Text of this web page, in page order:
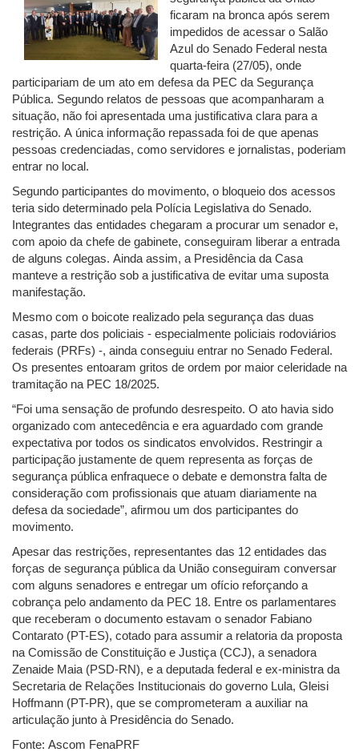
ficaram na bronca após serem
impedidos de acessar o Salão
Azul do Senado Federal nesta
quarta-feira (27/05), onde
participariam de um ato em defesa da PEC da Segurança
Pública. Segundo relatos de pessoas que acompanharam a
situação, não foi apresentada uma justificativa clara para a
restrição. A única informação repassada foi de que apenas
pessoas credenciadas, como servidores e jornalistas, poderiam
entrar no local.
Segundo participantes do movimento, o bloqueio dos acessos
teria sido determinado pela Polícia Legislativa do Senado.
Integrantes das entidades chegaram a procurar um senador e,
com apoio da chefe de gabinete, conseguiram liberar a entrada
de alguns colegas. Ainda assim, a Presidência da Casa
manteve a restrição sob a justificativa de evitar uma suposta
manifestação.
Mesmo com o boicote realizado pela segurança das duas
casas, parte dos policiais - especialmente policiais rodoviários
federais (PRFs) -, ainda conseguiu entrar no Senado Federal.
Os presentes entoaram gritos de ordem por maior celeridade na
tramitação na PEC 18/2025.
“Foi uma sensação de profundo desrespeito. O ato havia sido
organizado com antecedência e era aguardado com grande
expectativa por todos os sindicatos envolvidos. Restringir a
participação justamente de quem representa as forças de
segurança pública enfraquece o debate e demonstra falta de
consideração com profissionais que atuam diariamente na
defesa da sociedade”, afirmou um dos participantes do
movimento.
Apesar das restrições, representantes das 12 entidades das
forças de segurança pública da União conseguiram conversar
com alguns senadores e entregar um ofício reforçando a
cobrança pelo andamento da PEC 18. Entre os parlamentares
que receberam o documento estavam o senador Fabiano
Contarato (PT-ES), cotado para assumir a relatoria da proposta
na Comissão de Constituição e Justiça (CCJ), a senadora
Zenaide Maia (PSD-RN), e a deputada federal e ex-ministra da
Secretaria de Relações Institucionais do governo Lula, Gleisi
Hoffmann (PT-PR), que se comprometeram a auxiliar na
articulação junto à Presidência do Senado.
Fonte: Ascom FenaPRF